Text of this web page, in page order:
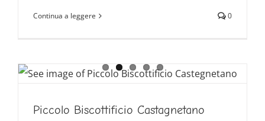
Continua a leggere 0
Piccolo Biscottificio Castagnetano